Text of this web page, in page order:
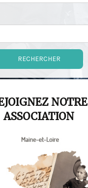
NOTRE
ASSOCIATION